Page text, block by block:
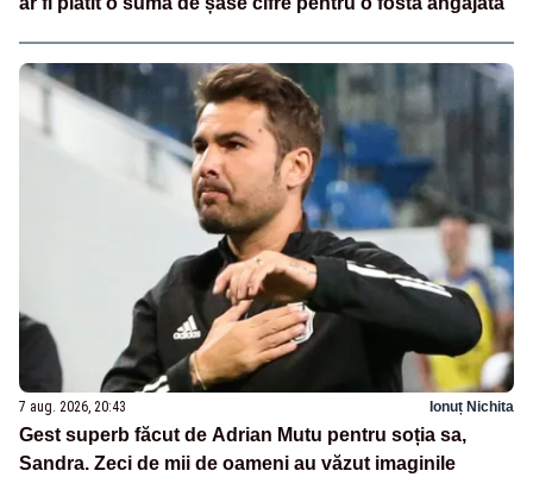
7 aug. 2026, 20:43 Ionuț Nichita
Gest superb făcut de Adrian Mutu pentru soția sa,
Sandra. Zeci de mii de oameni au văzut imaginile